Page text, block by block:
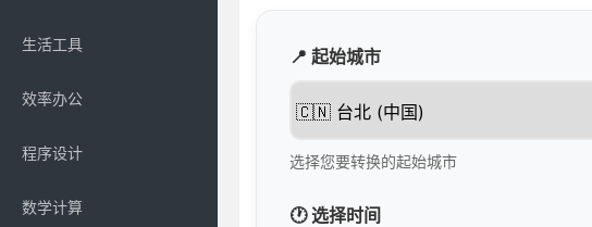
生活工具
效率办公
程序设计
数学计算
📍 起始城市
选择您要转换的起始城市
🕐 选择时间